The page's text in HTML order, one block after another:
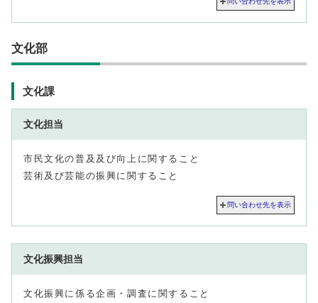
文化部
文化課
文化担当
市民文化の普及及び向上に関すること
芸術及び芸能の振興に関すること
問い合わせ先を表示
文化振興担当
文化振興に係る企画・調査に関すること